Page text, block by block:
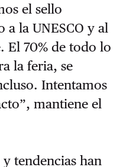
el sello
la UNESCO y al
El 70% de todo lo
la feria, se
Intentamos
mantiene el
tendencias han